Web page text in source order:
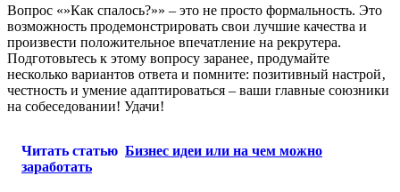
Вопрос «»Как спалось?»» – это не просто формальность. Это
возможность продемонстрировать свои лучшие качества и
произвести положительное впечатление на рекрутера.
Подготовьтесь к этому вопросу заранее‚ продумайте
несколько вариантов ответа и помните: позитивный настрой‚
честность и умение адаптироваться – ваши главные союзники
на собеседовании! Удачи!
Читать статью Бизнес идеи или на чем можно
заработать